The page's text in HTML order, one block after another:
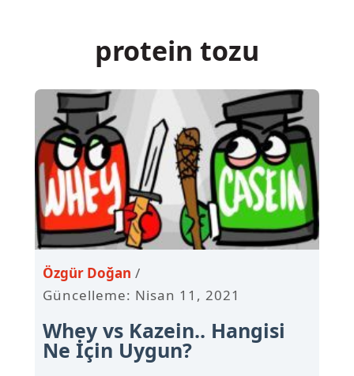
protein tozu
Whey vs Kazein.. Hangisi
Ne İçin Uygun?
Güncelleme: Nisan 11, 2021
Özgür Doğan